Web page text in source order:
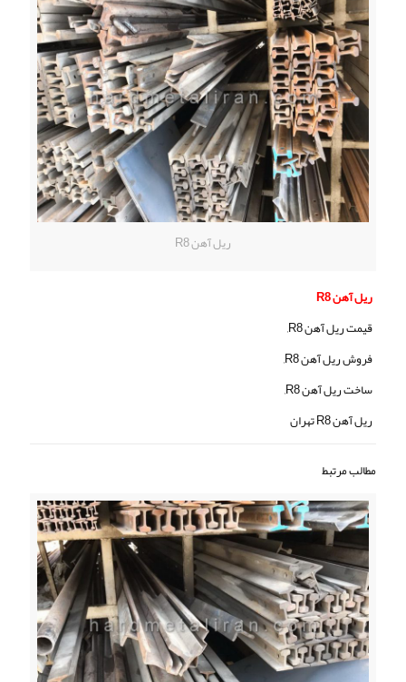
ریل آهن R8
ریل آهن R8
قیمت ریل آهن R8,
فروش ریل آهن R8,
ساخت ریل آهن R8,
ریل آهن R8 تهران
مطالب مرتبط